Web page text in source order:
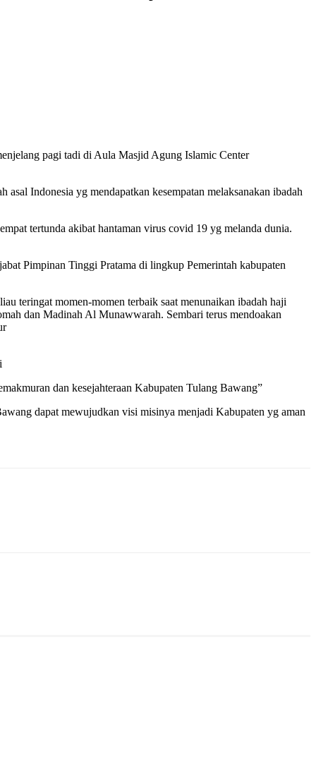
pagi tadi di Aula Masjid Agung Islamic Center
Indonesia yg mendapatkan kesempatan melaksanakan ibadah
tertunda akibat hantaman virus covid 19 yg melanda dunia.
Pimpinan Tinggi Pratama di lingkup Pemerintah kabupaten
teringat momen-momen terbaik saat menunaikan ibadah haji
dan Madinah Al Munawwarah. Sembari terus mendoakan
dan kesejahteraan Kabupaten Tulang Bawang”
dapat mewujudkan visi misinya menjadi Kabupaten yg aman